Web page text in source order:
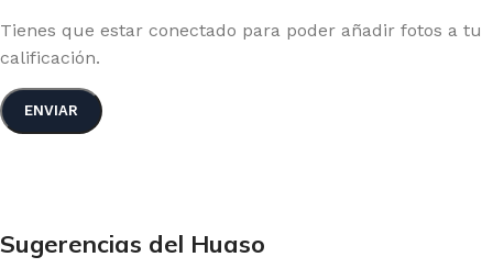
Tienes que estar conectado para poder añadir fotos a tu
calificación.
Sugerencias del Huaso